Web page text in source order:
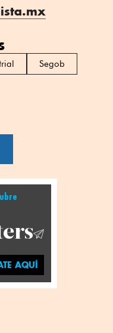
Segob
AQUÍ